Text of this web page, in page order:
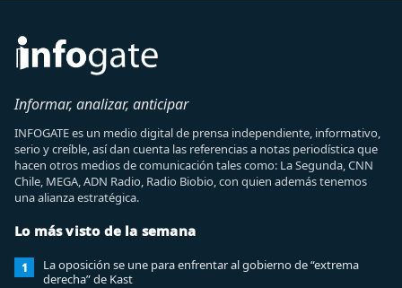
Informar, analizar, anticipar
INFOGATE es un medio digital de prensa independiente, informativo,
serio y creíble, así dan cuenta las referencias a notas periodística que
hacen otros medios de comunicación tales como: La Segunda, CNN
Chile, MEGA, ADN Radio, Radio Biobio, con quien además tenemos
una alianza estratégica.
Lo más visto de la semana
1
La oposición se une para enfrentar al gobierno de “extrema
derecha” de Kast